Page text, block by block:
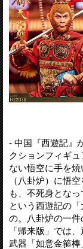
- 中国『西遊記』
クションフィギ
ない悟空に手を焼
（八卦炉）に悟
も、不死身とな
という西遊記の
の。八卦炉の一
「帰来版」では
武器「如意金箍